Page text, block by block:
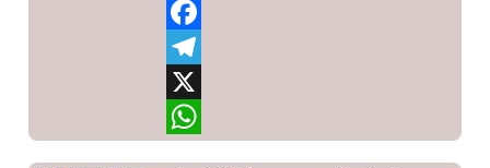
Facebook
Telegram
X